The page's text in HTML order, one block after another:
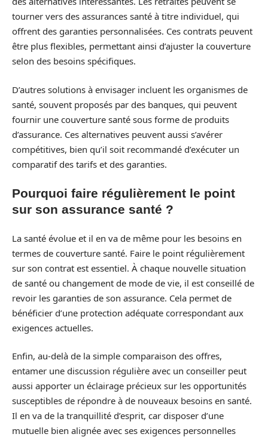
tourner vers des assurances santé à titre individuel, qui
offrent des garanties personnalisées. Ces contrats peuvent
être plus flexibles, permettant ainsi d’ajuster la couverture
selon des besoins spécifiques.
D’autres solutions à envisager incluent les organismes de
santé, souvent proposés par des banques, qui peuvent
fournir une couverture santé sous forme de produits
d’assurance. Ces alternatives peuvent aussi s’avérer
compétitives, bien qu’il soit recommandé d’exécuter un
comparatif des tarifs et des garanties.
Pourquoi faire régulièrement le point
sur son assurance santé ?
La santé évolue et il en va de même pour les besoins en
termes de couverture santé. Faire le point régulièrement
sur son contrat est essentiel. À chaque nouvelle situation
de santé ou changement de mode de vie, il est conseillé de
revoir les garanties de son assurance. Cela permet de
bénéficier d’une protection adéquate correspondant aux
exigences actuelles.
Enfin, au-delà de la simple comparaison des offres,
entamer une discussion régulière avec un conseiller peut
aussi apporter un éclairage précieux sur les opportunités
susceptibles de répondre à de nouveaux besoins en santé.
Il en va de la tranquillité d’esprit, car disposer d’une
mutuelle bien alignée avec ses exigences personnelles